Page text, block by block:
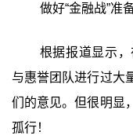
做好“金融战”准
根据报道显示
与惠誉团队进行过大
们的意见。但很明显
孤行！